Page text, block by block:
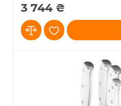
3 744 ₴